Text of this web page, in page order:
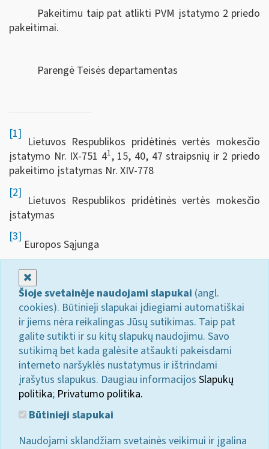
Pakeitimu taip pat atlikti PVM įstatymo 2 priedo
pakeitimai.
Parengė Teisės departamentas
[1]
Lietuvos Respublikos pridėtinės vertės mokesčio
įstatymo Nr. IX-751 41, 15, 40, 47 straipsnių ir 2 priedo
pakeitimo įstatymas Nr. XIV-778
[2]
Lietuvos Respublikos pridėtinės vertės mokesčio
įstatymas
[3]
Europos Sąjunga
Šioje svetainėje naudojami slapukai (angl.
cookies). Būtinieji slapukai įdiegiami automatiškai
ir jiems nėra reikalingas Jūsų sutikimas. Taip pat
galite sutikti ir su kitų slapukų naudojimu. Savo
sutikimą bet kada galėsite atšaukti pakeisdami
interneto naršyklės nustatymus ir ištrindami
įrašytus slapukus. Daugiau informacijos Slapukų
politika; Privatumo politika.
Būtinieji slapukai
Naudojami sklandžiam svetainės veikimui ir įgalina